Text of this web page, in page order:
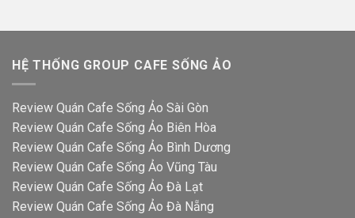
HỆ THỐNG GROUP CAFE SỐNG ẢO
Review Quán Cafe Sống Ảo Sài Gòn
Review Quán Cafe Sống Ảo Biên Hòa
Review Quán Cafe Sống Ảo Bình Dương
Review Quán Cafe Sống Ảo Vũng Tàu
Review Quán Cafe Sống Ảo Đà Lạt
Review Quán Cafe Sống Ảo Đà Nẵng